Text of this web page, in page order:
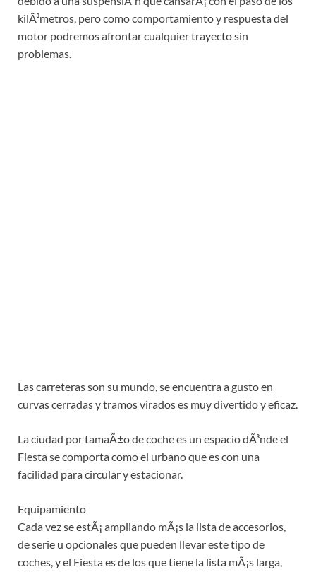
kilÃ³metros, pero como comportamiento y respuesta del
motor podremos afrontar cualquier trayecto sin
problemas.
Las carreteras son su mundo, se encuentra a gusto en
curvas cerradas y tramos virados es muy divertido y eficaz.
La ciudad por tamaÃ±o de coche es un espacio dÃ³nde el
Fiesta se comporta como el urbano que es con una
facilidad para circular y estacionar.
Equipamiento
Cada vez se estÃ¡ ampliando mÃ¡s la lista de accesorios,
de serie u opcionales que pueden llevar este tipo de
coches, y el Fiesta es de los que tiene la lista mÃ¡s larga,